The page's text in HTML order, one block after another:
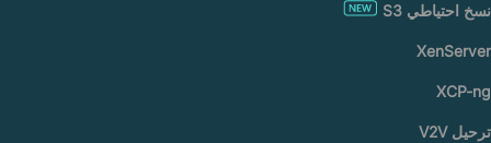
نسخ احتياطي S3
XenServer
XCP-ng
ترحيل V2V